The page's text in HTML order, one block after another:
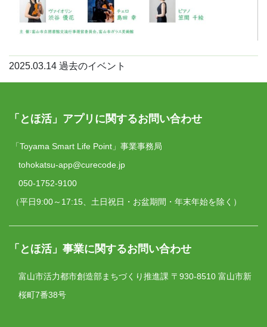
2025.03.14 過去のイベント
「とほ活」アプリに関するお問い合わせ
「Toyama Smart Life Point」事業事務局
tohokatsu-app@curecode.jp
050-1752-9100
（平日9:00～17:15、土日祝日・お盆期間・年末年始を除く）
「とほ活」事業に関するお問い合わせ
富山市活力都市創造部まちづくり推進課 〒930-8510 富山市新
桜町7番38号